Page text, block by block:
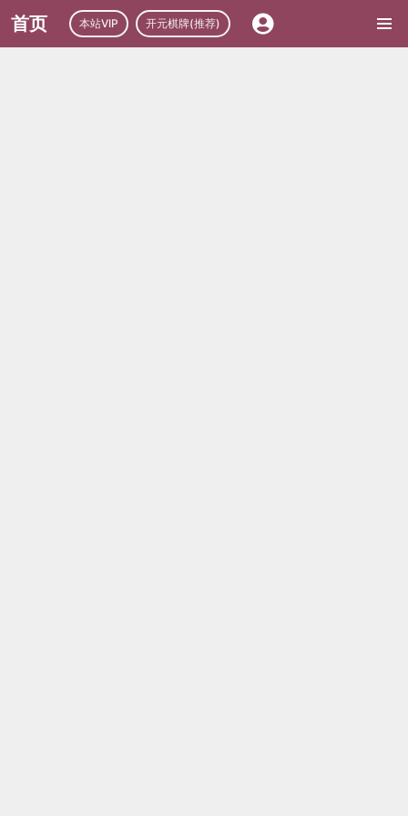
首页 本站VIP 开元棋牌(推荐)